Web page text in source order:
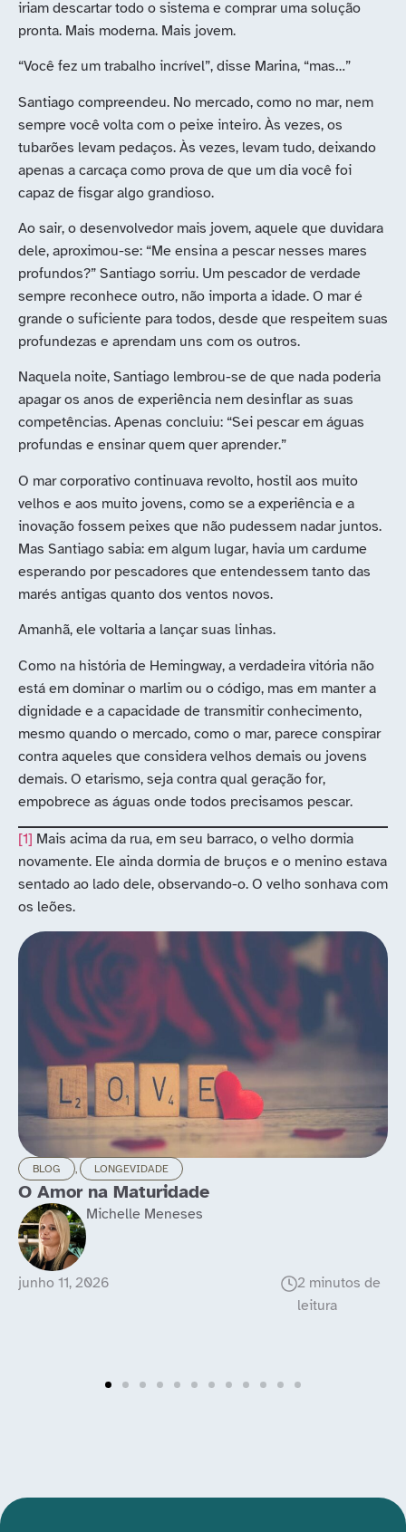
iriam descartar todo o sistema e comprar uma solução
pronta. Mais moderna. Mais jovem.
“Você fez um trabalho incrível”, disse Marina, “mas…”
Santiago compreendeu. No mercado, como no mar, nem
sempre você volta com o peixe inteiro. Às vezes, os
tubarões levam pedaços. Às vezes, levam tudo, deixando
apenas a carcaça como prova de que um dia você foi
capaz de fisgar algo grandioso.
Ao sair, o desenvolvedor mais jovem, aquele que duvidara
dele, aproximou-se: “Me ensina a pescar nesses mares
profundos?” Santiago sorriu. Um pescador de verdade
sempre reconhece outro, não importa a idade. O mar é
grande o suficiente para todos, desde que respeitem suas
profundezas e aprendam uns com os outros.
Naquela noite, Santiago lembrou-se de que nada poderia
apagar os anos de experiência nem desinflar as suas
competências. Apenas concluiu: “Sei pescar em águas
profundas e ensinar quem quer aprender.”
O mar corporativo continuava revolto, hostil aos muito
velhos e aos muito jovens, como se a experiência e a
inovação fossem peixes que não pudessem nadar juntos.
Mas Santiago sabia: em algum lugar, havia um cardume
esperando por pescadores que entendessem tanto das
marés antigas quanto dos ventos novos.
Amanhã, ele voltaria a lançar suas linhas.
Como na história de Hemingway, a verdadeira vitória não
está em dominar o marlim ou o código, mas em manter a
dignidade e a capacidade de transmitir conhecimento,
mesmo quando o mercado, como o mar, parece conspirar
contra aqueles que considera velhos demais ou jovens
demais. O etarismo, seja contra qual geração for,
empobrece as águas onde todos precisamos pescar.
[1] Mais acima da rua, em seu barraco, o velho dormia
novamente. Ele ainda dormia de bruços e o menino estava
sentado ao lado dele, observando-o. O velho sonhava com
os leões.
BLOG , POLITICAS PÚBLICAS
A filhas de Lear invadiram o Alto da
Fabio Adiron
maio 29, 2026